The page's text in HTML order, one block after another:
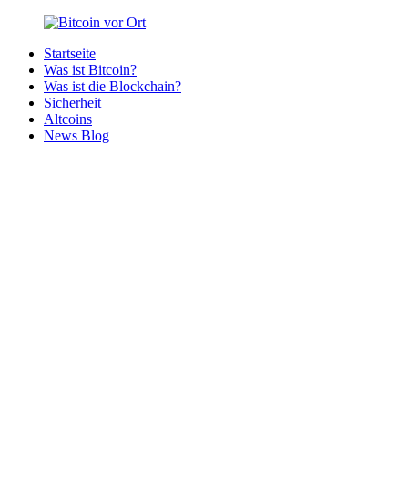
Zurück
Inhalt
Bitcoin
Bitcoins
deiner
Region
Startseite
Was ist Bitcoin?
Was ist die Blockchain?
Sicherheit
Altcoins
News Blog